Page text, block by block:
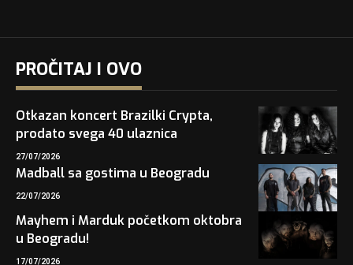
PROČITAJ I OVO
Otkazan koncert Brazilki Crypta,
prodato svega 40 ulaznica
27/07/2026
Madball sa gostima u Beogradu
22/07/2026
Mayhem i Marduk početkom oktobra
u Beogradu!
17/07/2026